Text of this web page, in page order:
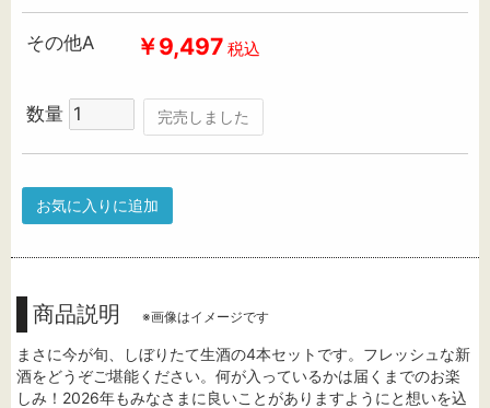
その他A ￥9,497 税込
数量 完売しました
お気に入りに追加
商品説明 ※画像はイメージです
まさに今が旬、しぼりたて生酒の4本セットです。フレッシュな新
酒をどうぞご堪能ください。何が入っているかは届くまでのお楽
しみ！2026年もみなさまに良いことがありますようにと想いを込